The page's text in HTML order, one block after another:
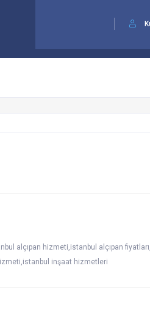
alçıpan hizmeti,istanbul alçıpan
inşaat hizmetleri